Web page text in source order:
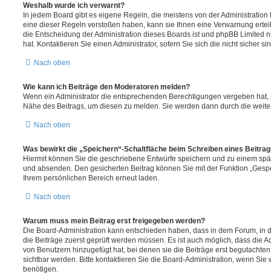
Weshalb wurde ich verwarnt?
In jedem Board gibt es eigene Regeln, die meistens von der
eine dieser Regeln verstoßen haben, kann sie Ihnen eine Verwarnung
die Entscheidung der Administration dieses Boards ist und phpBB Limited
hat. Kontaktieren Sie einen Administrator, sofern Sie sich die nicht sicher
Nach oben
Wie kann ich Beiträge den Moderatoren melden?
Wenn ein Administrator die entsprechenden Berechtigungen vergeben
Nähe des Beitrags, um diesen zu melden. Sie werden dann durch die
Nach oben
Was bewirkt die „Speichern“-Schaltfläche beim Schreiben eines
Hiermit können Sie die geschriebene Entwürfe speichern und zu einem
und absenden. Den gesicherten Beitrag können Sie mit der Funktion
Ihrem persönlichen Bereich erneut laden.
Nach oben
Warum muss mein Beitrag erst freigegeben werden?
Die Board-Administration kann entschieden haben, dass in dem Forum, in
die Beiträge zuerst geprüft werden müssen. Es ist auch möglich, dass die
von Benutzern hinzugefügt hat, bei denen sie die Beiträge erst
sichtbar werden. Bitte kontaktieren Sie die Board-Administration, wenn Sie
benötigen.